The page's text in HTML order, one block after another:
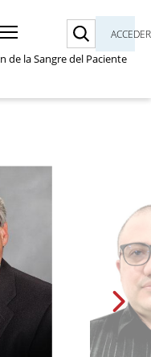
ACCEDER
de la Sangre del Paciente